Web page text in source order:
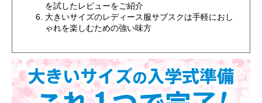
を試したレビューをご紹介
大きいサイズのレディース服サブスクは手軽におし
ゃれを楽しむための強い味方